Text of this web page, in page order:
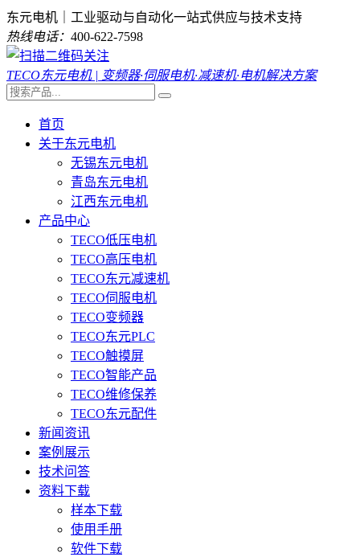
东元电机｜工业驱动与自动化一站式供应与技术支持
热线电话： 400-622-7598
TECO东元电机 | 变频器·伺服电机·减速机·电机解决方案
首页
关于东元电机
无锡东元电机
青岛东元电机
江西东元电机
产品中心
TECO低压电机
TECO高压电机
TECO东元减速机
TECO伺服电机
TECO变频器
TECO东元PLC
TECO触摸屏
TECO智能产品
TECO维修保养
TECO东元配件
新闻资讯
案例展示
技术问答
资料下载
样本下载
使用手册
软件下载